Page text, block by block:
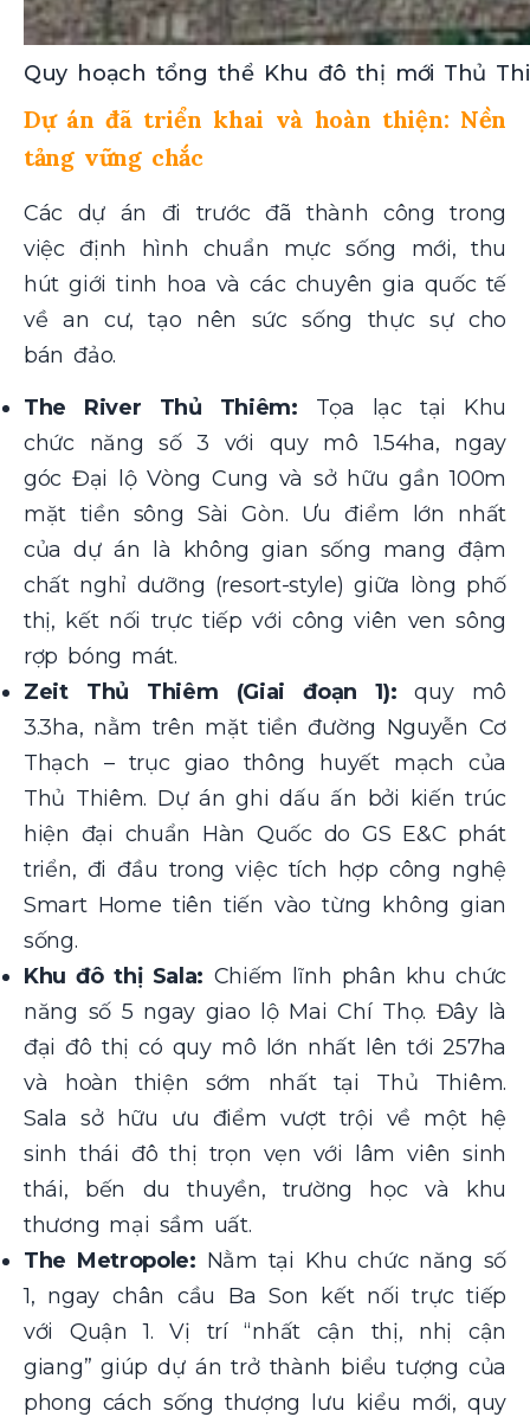
Quy hoạch tổng thể Khu đô thị mới Thủ
Dự án đã triển khai và hoàn thiện: Nền
tảng vững chắc
Các dự án đi trước đã thành công trong
việc định hình chuẩn mực sống mới, thu
hút giới tinh hoa và các chuyên gia quốc tế
về an cư, tạo nên sức sống thực sự cho
bán đảo.
The River Thủ Thiêm: Tọa lạc tại Khu
chức năng số 3 với quy mô 1.54ha, ngay
góc Đại lộ Vòng Cung và sở hữu gần 100m
mặt tiền sông Sài Gòn. Ưu điểm lớn nhất
của dự án là không gian sống mang đậm
chất nghỉ dưỡng (resort-style) giữa lòng phố
thị, kết nối trực tiếp với công viên ven sông
rợp bóng mát.
Zeit Thủ Thiêm (Giai đoạn 1): quy mô
3.3ha, nằm trên mặt tiền đường Nguyễn Cơ
Thạch – trục giao thông huyết mạch của
Thủ Thiêm. Dự án ghi dấu ấn bởi kiến trúc
hiện đại chuẩn Hàn Quốc do GS E&C phát
triển, đi đầu trong việc tích hợp công nghệ
Smart Home tiên tiến vào từng không gian
sống.
Khu đô thị Sala: Chiếm lĩnh phân khu chức
năng số 5 ngay giao lộ Mai Chí Thọ. Đây là
đại đô thị có quy mô lớn nhất lên tới 257ha
và hoàn thiện sớm nhất tại Thủ Thiêm.
Sala sở hữu ưu điểm vượt trội về một hệ
sinh thái đô thị trọn vẹn với lâm viên sinh
thái, bến du thuyền, trường học và khu
thương mại sầm uất.
The Metropole: Nằm tại Khu chức năng số
1, ngay chân cầu Ba Son kết nối trực tiếp
với Quận 1. Vị trí “nhất cận thị, nhị cận
giang” giúp dự án trở thành biểu tượng của
phong cách sống thượng lưu kiểu mới, quy